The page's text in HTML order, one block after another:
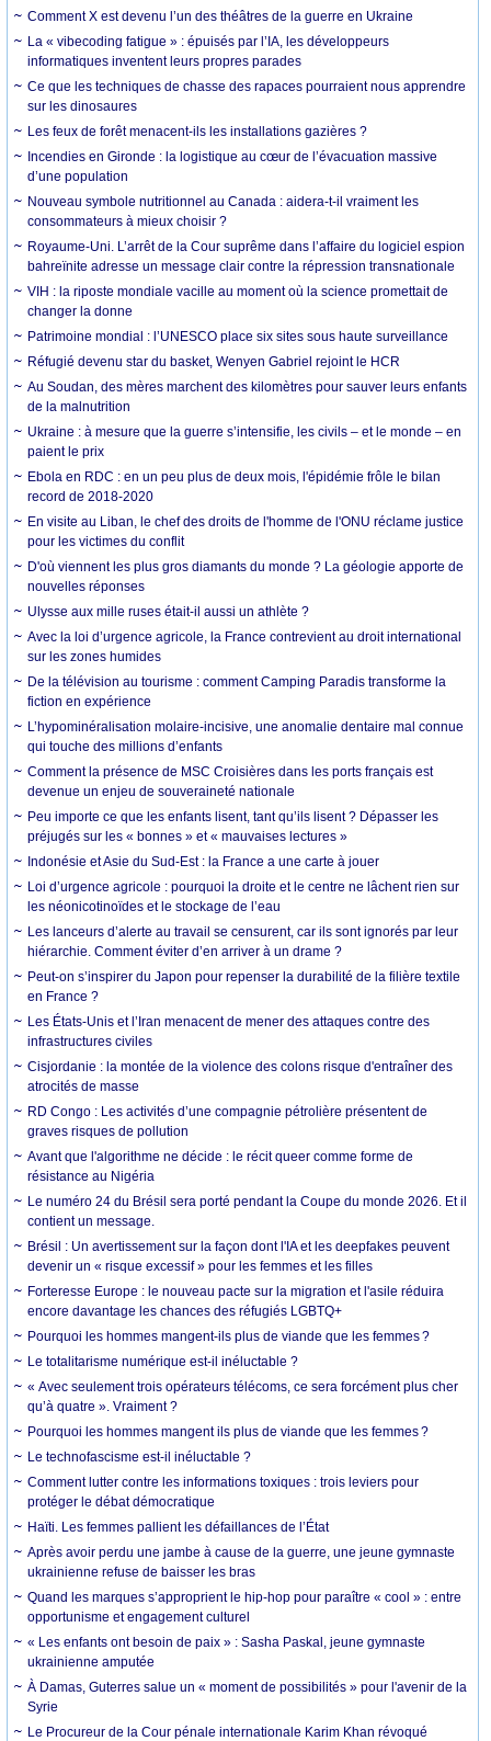
Comment X est devenu l’un des théâtres de la guerre en Ukraine
La « vibecoding fatigue » : épuisés par l’IA, les développeurs
informatiques inventent leurs propres parades
Ce que les techniques de chasse des rapaces pourraient nous apprendre
sur les dinosaures
Les feux de forêt menacent-ils les installations gazières ?
Incendies en Gironde : la logistique au cœur de l’évacuation massive
d’une population
Nouveau symbole nutritionnel au Canada : aidera-t-il vraiment les
consommateurs à mieux choisir ?
Royaume-Uni. L’arrêt de la Cour suprême dans l’affaire du logiciel espion
bahreïnite adresse un message clair contre la répression transnationale
VIH : la riposte mondiale vacille au moment où la science promettait de
changer la donne
Patrimoine mondial : l’UNESCO place six sites sous haute surveillance
Réfugié devenu star du basket, Wenyen Gabriel rejoint le HCR
Au Soudan, des mères marchent des kilomètres pour sauver leurs enfants
de la malnutrition
Ukraine : à mesure que la guerre s’intensifie, les civils – et le monde – en
paient le prix
Ebola en RDC : en un peu plus de deux mois, l'épidémie frôle le bilan
record de 2018-2020
En visite au Liban, le chef des droits de l'homme de l'ONU réclame justice
pour les victimes du conflit
D'où viennent les plus gros diamants du monde ? La géologie apporte de
nouvelles réponses
Ulysse aux mille ruses était-il aussi un athlète ?
Avec la loi d’urgence agricole, la France contrevient au droit international
sur les zones humides
De la télévision au tourisme : comment Camping Paradis transforme la
fiction en expérience
L’hypominéralisation molaire-incisive, une anomalie dentaire mal connue
qui touche des millions d’enfants
Comment la présence de MSC Croisières dans les ports français est
devenue un enjeu de souveraineté nationale
Peu importe ce que les enfants lisent, tant qu’ils lisent ? Dépasser les
préjugés sur les « bonnes » et « mauvaises lectures »
Indonésie et Asie du Sud-Est : la France a une carte à jouer
Loi d’urgence agricole : pourquoi la droite et le centre ne lâchent rien sur
les néonicotinoïdes et le stockage de l’eau
Les lanceurs d’alerte au travail se censurent, car ils sont ignorés par leur
hiérarchie. Comment éviter d’en arriver à un drame ?
Peut-on s’inspirer du Japon pour repenser la durabilité de la filière textile
en France ?
Les États-Unis et l’Iran menacent de mener des attaques contre des
infrastructures civiles
Cisjordanie : la montée de la violence des colons risque d'entraîner des
atrocités de masse
RD Congo : Les activités d’une compagnie pétrolière présentent de
graves risques de pollution
Avant que l'algorithme ne décide : le récit queer comme forme de
résistance au Nigéria
Le numéro 24 du Brésil sera porté pendant la Coupe du monde 2026. Et il
contient un message.
Brésil : Un avertissement sur la façon dont l'IA et les deepfakes peuvent
devenir un « risque excessif » pour les femmes et les filles
Forteresse Europe : le nouveau pacte sur la migration et l'asile réduira
encore davantage les chances des réfugiés LGBTQ+
Pourquoi les hommes mangent-ils plus de viande que les femmes ?
Le totalitarisme numérique est-il inéluctable ?
« Avec seulement trois opérateurs télécoms, ce sera forcément plus cher
qu’à quatre ». Vraiment ?
Pourquoi les hommes mangent ils plus de viande que les femmes ?
Le technofascisme est-il inéluctable ?
Comment lutter contre les informations toxiques : trois leviers pour
protéger le débat démocratique
Haïti. Les femmes pallient les défaillances de l’État
Après avoir perdu une jambe à cause de la guerre, une jeune gymnaste
ukrainienne refuse de baisser les bras
Quand les marques s’approprient le hip-hop pour paraître « cool » : entre
opportunisme et engagement culturel
« Les enfants ont besoin de paix » : Sasha Paskal, jeune gymnaste
ukrainienne amputée
À Damas, Guterres salue un « moment de possibilités » pour l'avenir de la
Syrie
Le Procureur de la Cour pénale internationale Karim Khan révoqué